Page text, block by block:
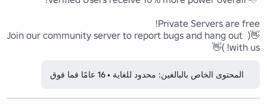
👋( Join our community server to report bugs and hang out
with us! )👋
المحتوى الخاص بالبالغين: محدود للغاية • 16 عامًا فما فوق